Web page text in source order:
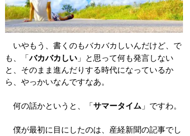
いやもう、書くのもバカバカしいんだけど、で
も、「バカバカしい 」と思って何も発言しない
と、そのまま進んだりする時代になっているか
ら、やっかいなんですなあ。
何の話かというと、「 サマータイム 」ですわ。
僕が最初に目にしたのは、産経新聞の記事でし